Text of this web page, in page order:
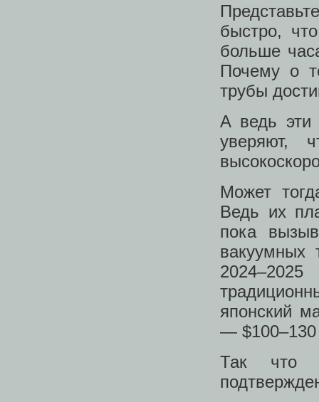
быстро,
больше
Почему о
трубы
А ведь эти
уверяют,
Может
Ведь их
пока
японский
— $100–130
Так что